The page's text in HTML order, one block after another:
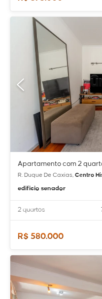
Apartamento com 2
R. Duque De Caxias, Centro
edificio senador
2 quartos
R$ 580.000